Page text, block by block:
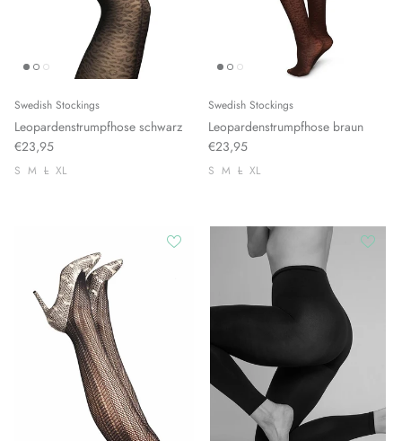
Swedish Stockings
Leopardenstrumpfhose schwarz
€23,95
S M L XL
Swedish Stockings
Leopardenstrumpfhose braun
€23,95
S M L XL